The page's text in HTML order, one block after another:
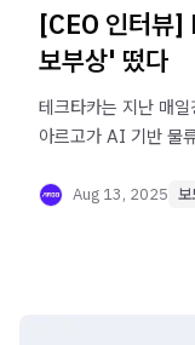
[CEO 인터뷰]
보부상' 떴다
테크타카는 지난 매
아르고가 AI 기반 물
Aug 13, 2025 보